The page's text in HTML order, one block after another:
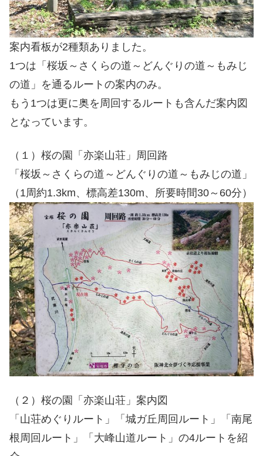
案内看板が2種類ありました。
1つは「桜坂～さくらの道～どんぐりの道～もみじ
の道」を通るルートの案内のみ。
もう1つは更に奥を周回するルートも含んだ案内図
となっています。
（１）桜の園「亦楽山荘」周回路
「桜坂～さくらの道～どんぐりの道～もみじの道」
（1周約1.3km、標高差130m、所要時間30～60分）
（２）桜の園「亦楽山荘」案内図
「山荘めぐりルート」「城ガ丘周回ルート」「南尾
根周回ルート」「大峰山道ルート」の4ルートを紹